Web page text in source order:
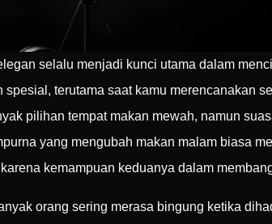
selalu menjadi kunci utama dalam
spesial, terutama saat kamu merencanakan
pilihan tempat makan mewah, namun
yang mengubah makan malam biasa
kemampuan keduanya dalam
orang sering merasa bingung ketika